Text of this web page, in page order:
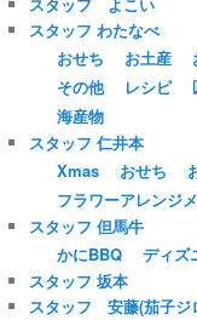
スタッフ わたなべ
おせち
お土産
その他
レシピ
海産物
スタッフ 仁井本
Xmas
おせち
フラワーアレンジ
スタッフ 但馬牛
かにBBQ
ディズ
スタッフ 坂本
スタッフ 安藤(茄子ジ